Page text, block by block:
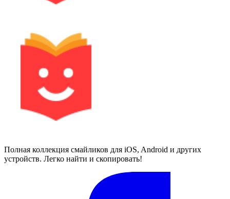
Полная коллекция смайликов для iOS, Android и других
устройств. Легко найти и скопировать!